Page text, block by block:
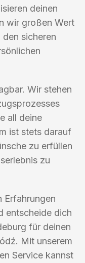
deinen
wir großen Wert
sicheren
Wir stehen
all deine
ist stets darauf
zu erfüllen
zu
Erfahrungen
entscheide dich
für deinen
Mit unserem
Service kannst